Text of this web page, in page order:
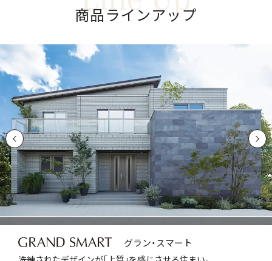
商品 ライ ンアッ プ
グラン・スマート